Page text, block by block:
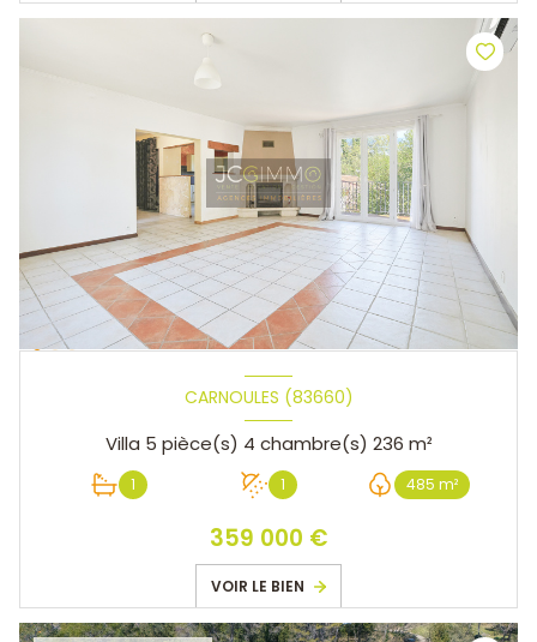
CARNOULES (83660)
Villa 5 pièce(s) 4 chambre(s) 236 m²
1 1 485 m²
359 000 €
VOIR LE BIEN